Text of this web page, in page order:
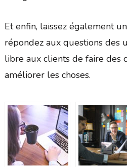
Et enfin, laissez également
répondez aux questions des
libre aux clients de faire des
améliorer les choses.